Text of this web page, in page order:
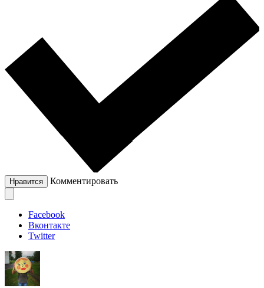
Нравится Комментировать
Facebook
Вконтакте
Twitter